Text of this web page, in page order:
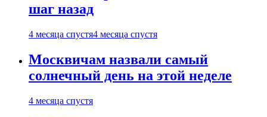
шаг назад
4 месяца спустя4 месяца спустя
Москвичам назвали самый
солнечный день на этой неделе
4 месяца спустя